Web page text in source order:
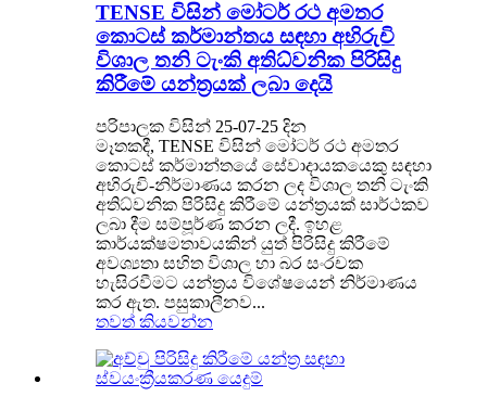
TENSE විසින් මෝටර් රථ අමතර
කොටස් කර්මාන්තය සඳහා අභිරුචි
විශාල තනි ටැංකි අතිධ්වනික පිරිසිදු
කිරීමේ යන්ත්‍රයක් ලබා දෙයි
පරිපාලක විසින් 25-07-25 දින
මෑතකදී, TENSE විසින් මෝටර් රථ අමතර
කොටස් කර්මාන්තයේ සේවාදායකයෙකු සඳහා
අභිරුචි-නිර්මාණය කරන ලද විශාල තනි ටැංකි
අතිධ්වනික පිරිසිදු කිරීමේ යන්ත්‍රයක් සාර්ථකව
ලබා දීම සම්පූර්ණ කරන ලදී. ඉහළ
කාර්යක්ෂමතාවයකින් යුත් පිරිසිදු කිරීමේ
අවශ්‍යතා සහිත විශාල හා බර සංරචක
හැසිරවීමට යන්ත්‍රය විශේෂයෙන් නිර්මාණය
කර ඇත. පසුකාලීනව...
තවත් කියවන්න